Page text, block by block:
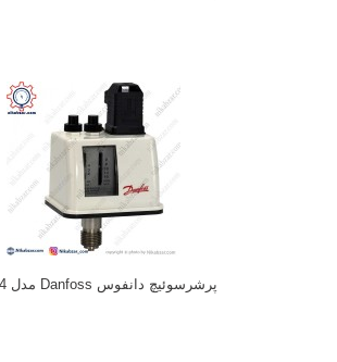
پرشرسوئیچ دانفوس Danfoss مدل BCP4